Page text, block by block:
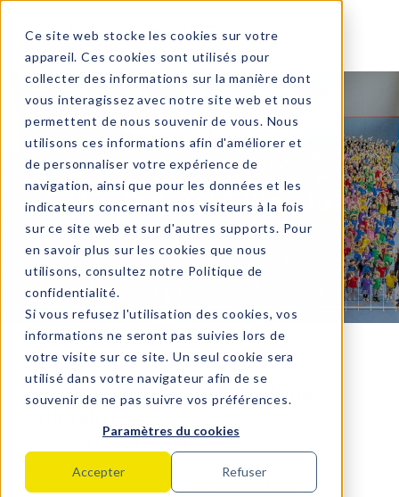
Ce site web stocke les cookies sur votre
appareil. Ces cookies sont utilisés pour
collecter des informations sur la manière dont
vous interagissez avec notre site web et nous
permettent de nous souvenir de vous. Nous
utilisons ces informations afin d'améliorer et
de personnaliser votre expérience de
navigation, ainsi que pour les données et les
indicateurs concernant nos visiteurs à la fois
sur ce site web et sur d'autres supports. Pour
en savoir plus sur les cookies que nous
utilisons, consultez notre Politique de
confidentialité.
Si vous refusez l'utilisation des cookies, vos
informations ne seront pas suivies lors de
votre visite sur ce site. Un seul cookie sera
utilisé dans votre navigateur afin de se
souvenir de ne pas suivre vos préférences.
Paramètres du cookies
Accepter Refuser
MENU
Découvrez Sabrina
Sabrina, Suisse, Britannique
Sabrina a rejoint ISL en 2010. Elle décrit ISL
comme une communauté qui fait ressortir le
meilleur des élèves, des enseignants et des